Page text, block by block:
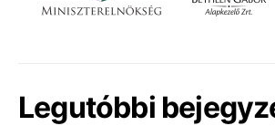
Legutóbbi